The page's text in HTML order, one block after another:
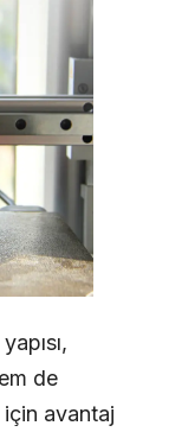
de
için avantaj